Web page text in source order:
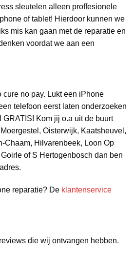
sleutelen alleen proffesionele
of tablet! Hierdoor kunnen we
mis kan gaan met de reparatie en
voordat we aan een
no pay. Lukt een iPhone
telefoon eerst laten onderzoeken
GRATIS! Kom jij o.a uit de buurt
Oisterwijk, Kaatsheuvel,
Chaam, Hilvarenbeek, Loon Op
of S Hertogenbosch dan ben
reparatie? De klantenservice
die wij ontvangen hebben.